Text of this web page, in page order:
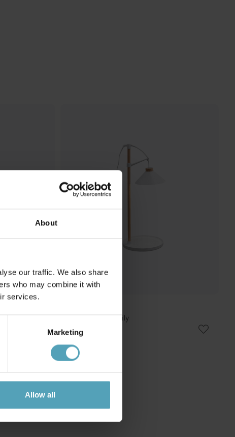
About
our traffic. We also share
who may combine it with
services.
Marketing
Allow all
Plantebelysning Lily
530 kr.